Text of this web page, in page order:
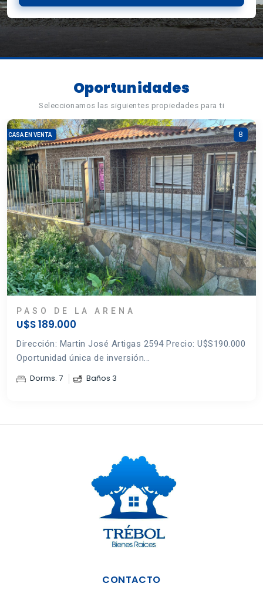
Oportunidades
Seleccionamos las siguientes propiedades para ti
CASA EN VENTA 8
PASO DE LA ARENA
U$S 189.000
Dirección: Martin José Artigas 2594 Precio: U$S190.000
Oportunidad única de inversión...
Dorms. 7 Baños 3
CONTACTO